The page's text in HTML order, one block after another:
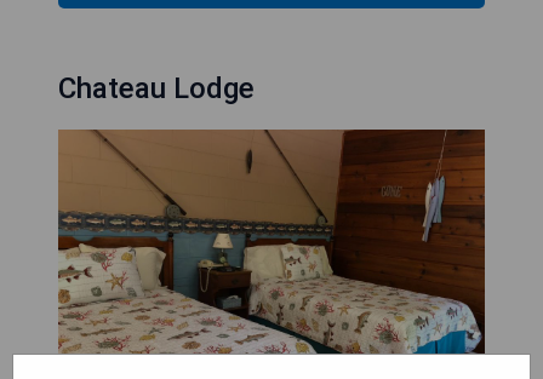
Chateau Lodge